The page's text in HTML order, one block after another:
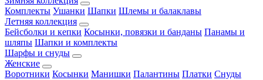
Комплекты Ушанки Шапки Шлемы и балаклавы
Летняя коллекция
Бейсболки и кепки Косынки, повязки и банданы Панамы и
шляпы Шапки и комплекты
Шарфы и снуды
Женские
Воротники Косынки Манишки Палантины Платки Снуды